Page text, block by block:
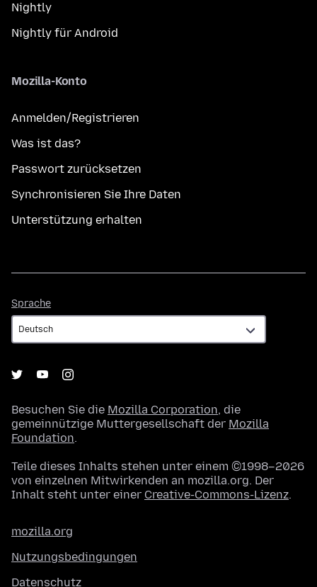
Nightly
Nightly für Android
Mozilla-Konto
Anmelden/Registrieren
Was ist das?
Passwort zurücksetzen
Synchronisieren Sie Ihre Daten
Unterstützung erhalten
Sprache
Besuchen Sie die Mozilla Corporation, die
gemeinnützige Muttergesellschaft der Mozilla
Foundation.
Teile dieses Inhalts stehen unter einem ©1998–2026
von einzelnen Mitwirkenden an mozilla.org. Der
Inhalt steht unter einer Creative-Commons-Lizenz.
mozilla.org
Nutzungsbedingungen
Datenschutz